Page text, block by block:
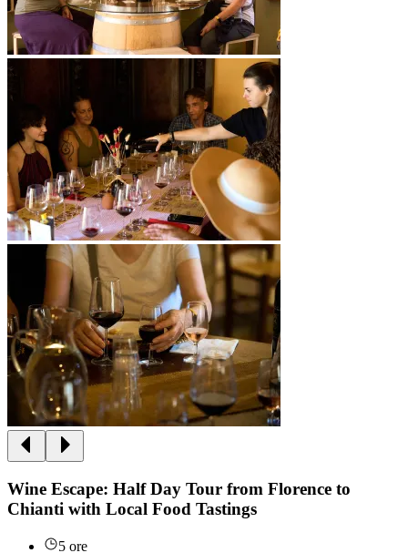
Wine Escape: Half Day Tour from Florence to
Chianti with Local Food Tastings
5 ore